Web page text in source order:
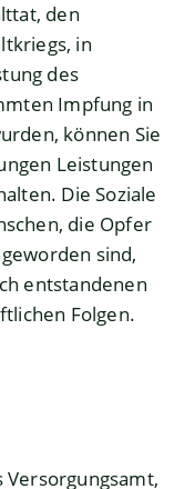
den
, in
des
Impfung in
können Sie
Leistungen
Die Soziale
die Opfer
sind,
entstandenen
Folgen.
Versorgungsamt,